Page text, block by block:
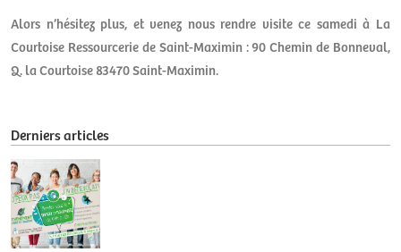
Alors n’hésitez plus, et venez nous rendre visite ce samedi à La
Courtoise Ressourcerie de Saint-Maximin : 90 Chemin de Bonneval,
Q. la Courtoise 83470 Saint-Maximin.
Derniers articles